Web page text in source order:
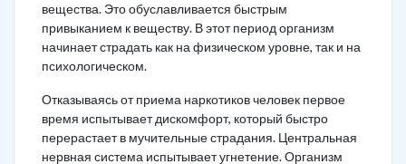
вещества. Это обуславливается быстрым
привыканием к веществу. В этот период организм
начинает страдать как на физическом уровне, так и на
психологическом.
Отказываясь от приема наркотиков человек первое
время испытывает дискомфорт, который быстро
перерастает в мучительные страдания. Центральная
нервная система испытывает угнетение. Организм